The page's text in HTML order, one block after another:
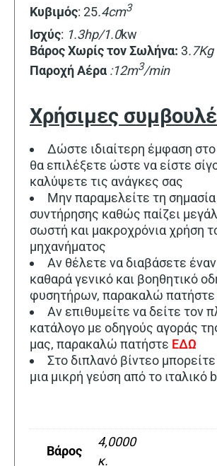
Κυβιμός: 25.4cm3
Ισχύς: 1.3hp/1.0kw
Βάρος Χωρίς τον Σωλήνα: 3.7Kg
ΠαροχήΑέρα :12m3/min
Χρήσιμες
Δώστε ιδιαίτερη έμφαση
θα επιλέξετε ώστε να είστε
καλύψετε τις ανάγκες σας
Μην παραμελείτε τη
συντήρησης καθώς παίζει
σωστή και μακροχρόνια χρήση
μηχανήματος
Αν θέλετε να διαβάσετε
καθαρά γενικό και βοηθητικό
φυσητήρων, παρακαλώ πατήστε
Αν επιθυμείτε να δείτε τον
κατάλογο με οδηγούς αγοράς
μας, παρακαλώ πατήστε ΕΔΩ
Στο διπλανό βίντεο
μια μικρή γεύση από το ιταλικό
Βάρος
4,0000
κ.